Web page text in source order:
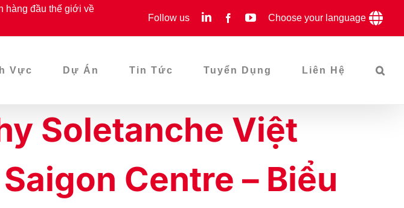
hàng đầu thế giới về
Follow us LinkedInFacebookYouTube
Choose your language
Vực Dự Án Tin Tức Tuyển Dụng Liên Hệ
Soletanche Việt
Centre – Biểu